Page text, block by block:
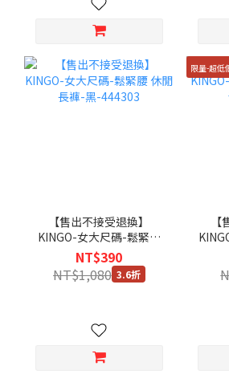
【售出不接受退換】
KINGO-女大尺碼-鬆緊腰
休閒長褲-黑-444303
NT$390
NT$1,080 3.6折
限量-超低